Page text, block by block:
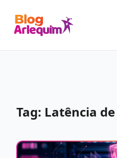
Tag: Latência